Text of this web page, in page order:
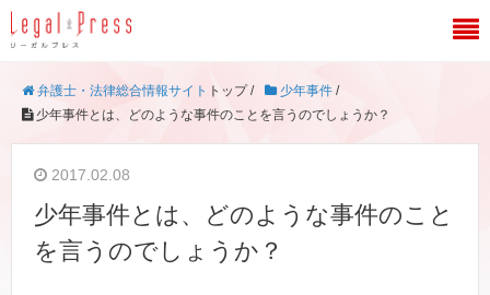
弁護士・法律総合情報サイト トップ / 少年事件 /
少年事件とは、どのような事件のことを言うのでしょうか？
2017.02.08
少年事件とは、どのような事件のこと
を言うのでしょうか？